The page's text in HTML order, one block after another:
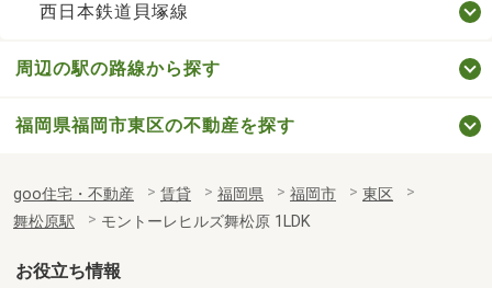
西日本鉄道貝塚線
周辺の駅の路線から探す
福岡県福岡市東区の不動産を探す
goo住宅・不動産 賃貸 福岡県 福岡市
東区
舞松原駅
モントーレヒルズ舞松原 1LDK
お役立ち情報